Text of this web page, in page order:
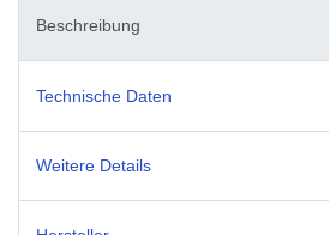
Beschreibung
Technische Daten
Weitere Details